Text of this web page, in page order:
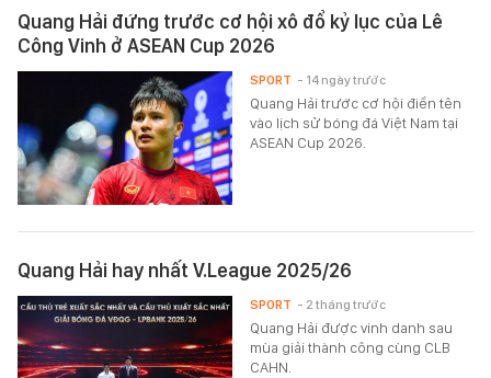
Quang Hải đứng trước cơ hội xô đổ kỷ lục của Lê
Công Vinh ở ASEAN Cup 2026
Quang Hải trước cơ hội điền tên
vào lịch sử bóng đá Việt Nam tại
ASEAN Cup 2026.
SPORT - 14 ngày trước
Quang Hải hay nhất V.League 2025/26
Quang Hải được vinh danh sau
mùa giải thành công cùng CLB
CAHN.
SPORT - 2 tháng trước